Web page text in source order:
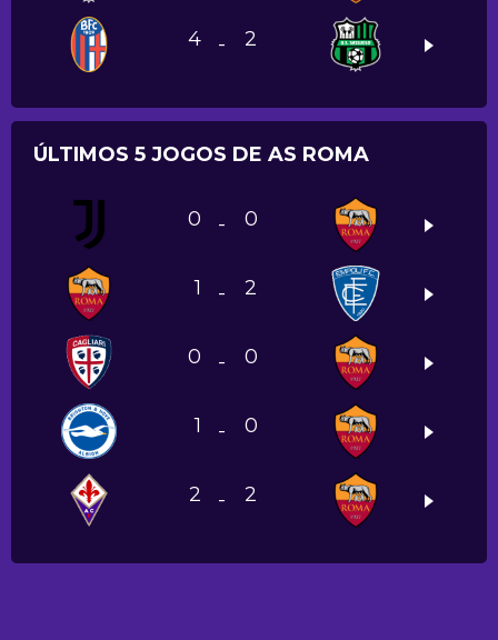
4 - 2
ÚLTIMOS 5 JOGOS DE AS ROMA
0 - 0
1 - 2
0 - 0
1 - 0
2 - 2